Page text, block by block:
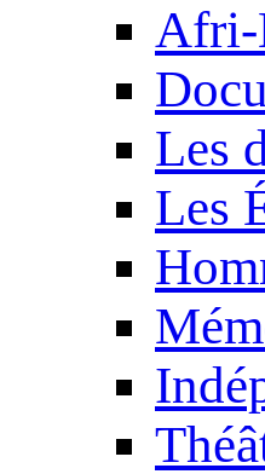
Afri-
Les
Les